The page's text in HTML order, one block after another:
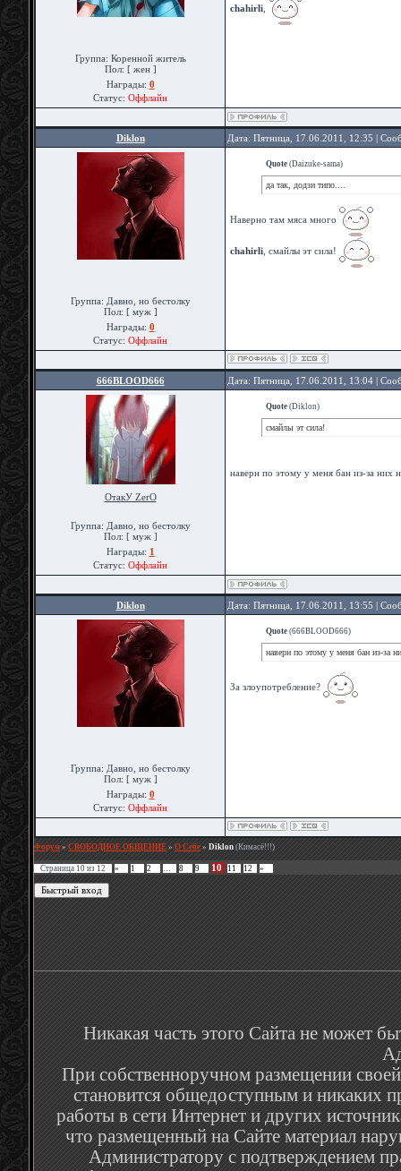
Группа: Коренной житель
Пол: [ жен ]
Награды: 0
Статус: Оффлайн
chahirli
Diklon Дата: Пятница, 17.06.2011, 12:35 |
Группа: Давно, но бестолку
Пол: [ муж ]
Награды: 0
Статус: Оффлайн
Quote (Daizuke-sama)
да так, додзи типо....
Наверно там мяса много
chahirli , смайлы эт сила!
666BLOOD666 Дата: Пятница, 17.06.2011, 13:04 |
ОтакУ ZerO
Группа: Давно, но бестолку
Пол: [ муж ]
Награды: 1
Статус: Оффлайн
Quote (Diklon)
смайлы эт сила!
наверн по этому у меня бан из-за них
Diklon Дата: Пятница, 17.06.2011, 13:55 |
Группа: Давно, но бестолку
Пол: [ муж ]
Награды: 0
Статус: Оффлайн
Quote (666BLOOD666)
наверн по этому у меня бан из-за
За злоупотребление?
Форум » СВОБОДНОЕ ОБЩЕНИЕ » О Себе » Diklon (Кимасё!!!)
Страница 10 из 12 « 1 2 … 8 9 10 11 12 »
Никакая часть этого Сайта не может
При собственноручном размещении
становится общедоступным и никаких
работы в сети Интернет и других
что размещенный на Сайте материал
Администратору с подтверждением